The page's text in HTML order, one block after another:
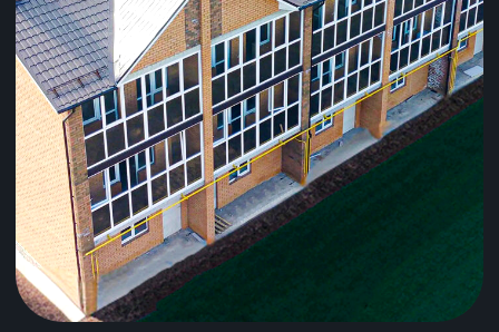
Дом, где царит атмосфера тепла,
уюта и гармонии. Это место, где Вы
Узнать стоимость